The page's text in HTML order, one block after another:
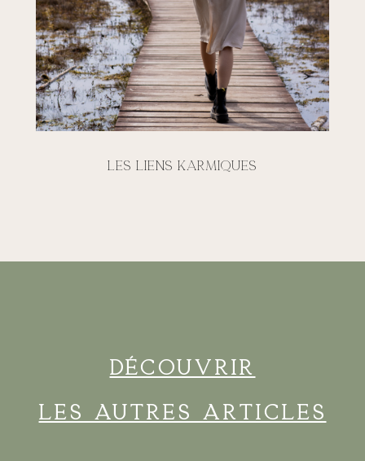
Les liens karmiques
Découvrir
les autres articles